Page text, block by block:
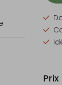
Prix